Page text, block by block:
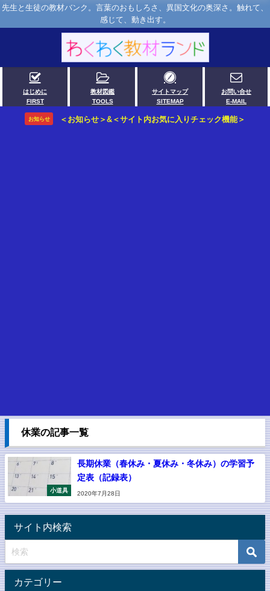
先生と生徒の教材バンク。言葉のおもしろさ、異国文化の奥深さ。触れて、
感じて、動き出す。
はじめに
FIRST
教材図鑑
TOOLS
サイトマップ
SITEMAP
お問い合せ
E-MAIL
お知らせ ＜お知らせ＞&＜サイト内お気に入りチェック機能＞
休業の記事一覧
小道具
長期休業（春休み・夏休み・冬休み）の学習予
定表（記録表）
2020年7月28日
サイト内検索
カテゴリー